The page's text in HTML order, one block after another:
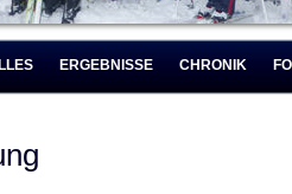
ERGEBNISSE CHRONIK